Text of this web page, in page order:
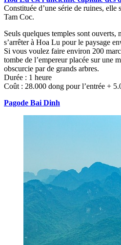
Constituée d’une série de ruines,
Tam Coc.
Seuls quelques temples sont ouverts,
s’arrêter à Hoa Lu pour le paysage
Si vous voulez faire environ 200
tombe de l’empereur placée sur une
obscurcie par de grands arbres.
Durée : 1 heure
Coût : 28.000 dong pour l’entrée +
Pagode Bai Dinh